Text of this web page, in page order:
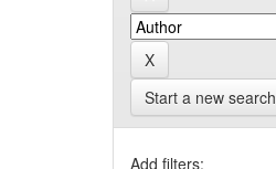
Start a new search
Add filters: